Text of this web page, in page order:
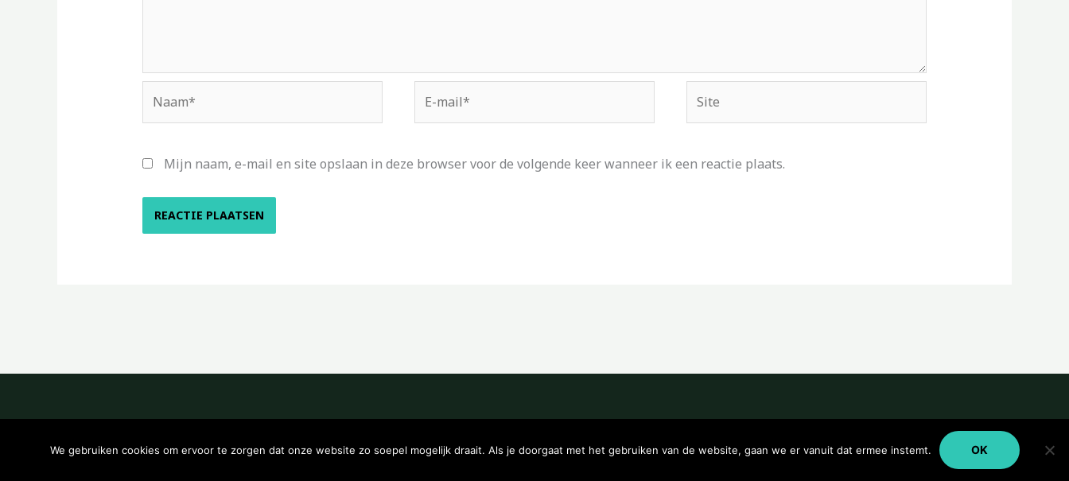
mail*
Mijn naam, e-mail en site opslaan in deze browser voor de volgende keer wanneer ik een reactie plaats.
We gebruiken cookies om ervoor te zorgen dat onze website zo soepel mogelijk draait. Als je doorgaat met het gebruiken van de website, gaan we er vanuit dat ermee instemt. OK